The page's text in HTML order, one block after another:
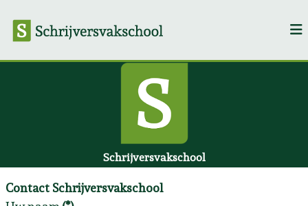
Schrijversvakschool
Contact Schrijversvakschool